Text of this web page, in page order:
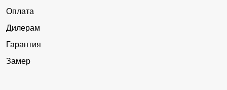
Оплата
Дилерам
Гарантия
Замер